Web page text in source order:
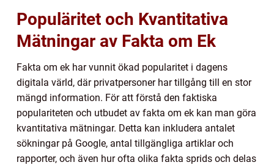
Populäritet och Kvantitativa
Mätningar av Fakta om Ek
Fakta om ek har vunnit ökad popularitet i dagens
digitala värld, där privatpersoner har tillgång till en stor
mängd information. För att förstå den faktiska
populariteten och utbudet av fakta om ek kan man göra
kvantitativa mätningar. Detta kan inkludera antalet
sökningar på Google, antal tillgängliga artiklar och
rapporter, och även hur ofta olika fakta sprids och delas